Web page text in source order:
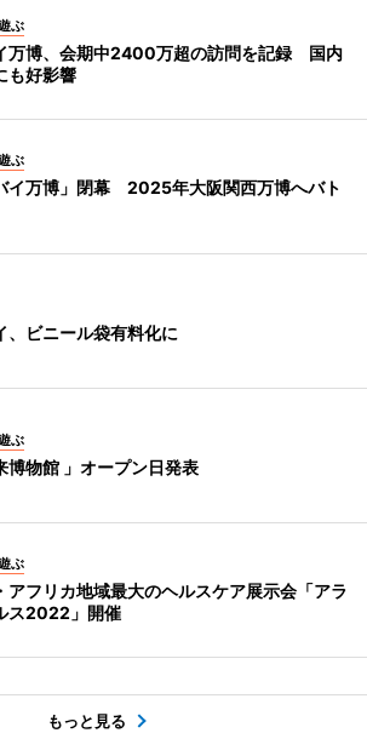
ぶ
万博、会期中2400万超の訪問を記録 国内
も好影響
ぶ
イ万博」閉幕 2025年大阪関西万博へバト
、ビニール袋有料化に
ぶ
博物館 」オープン日発表
ぶ
アフリカ地域最大のヘルスケア展示会「アラ
ス2022」開催
もっと見る